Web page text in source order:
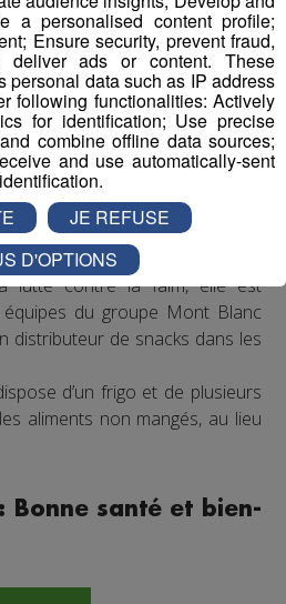
en aide aux plus démunis :
Secours populaire, Ordre
Leurs représentants
à l’antenne et leurs appels à
individuelle, offrent de
et / ou des dons matériels à
le gaspillage alimentaire, l’un
lutte contre la faim, elle est
du groupe Mont Blanc
distributeur de snacks dans les
d’un frigo et de plusieurs
aliments non mangés, au lieu
Bonne santé et bien-
a personalised content profile;
Ensure security, prevent fraud,
deliver ads or content. These
personal data such as IP address
following functionalities: Actively
for identification; Use precise
combine offline data sources;
and use automatically-sent
JE REFUSE
D'OPTIONS